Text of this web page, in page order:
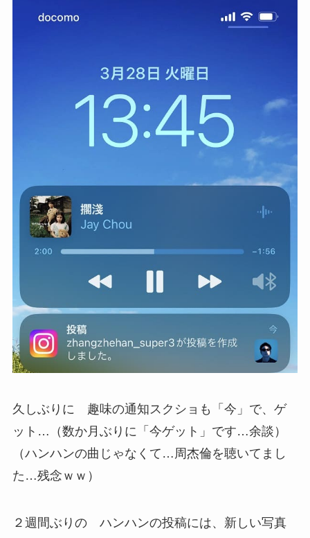
久しぶりに 趣味の通知スクショも「今」で、ゲ
ット…（数か月ぶりに「今ゲット」です…余談）
（ハンハンの曲じゃなくて…周杰倫を聴いてまし
た…残念ｗｗ）
２週間ぶりの ハンハンの投稿には、新しい写真